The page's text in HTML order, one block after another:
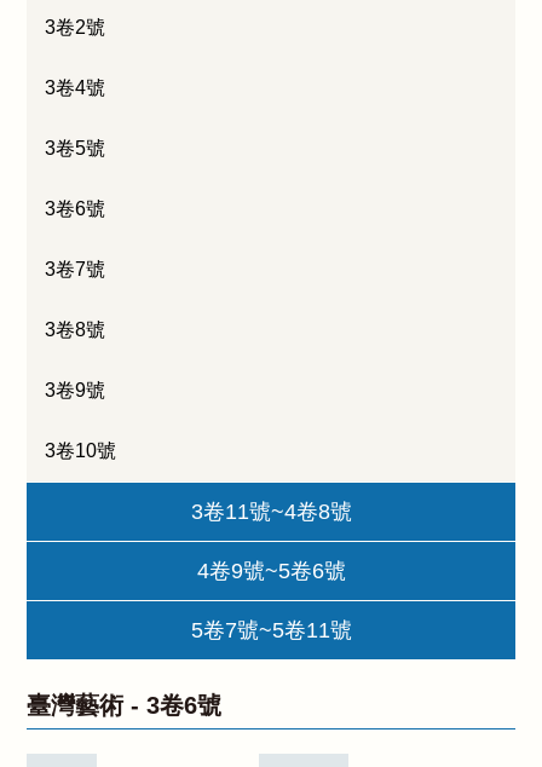
3卷2號
3卷4號
3卷5號
3卷6號
3卷7號
3卷8號
3卷9號
3卷10號
3卷11號~4卷8號
4卷9號~5卷6號
5卷7號~5卷11號
臺灣藝術 -3卷6號